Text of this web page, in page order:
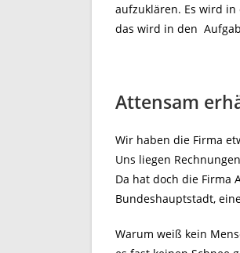
aufzuklären. Es wird
das wird in den
Attensam
Wir haben die Firma
Uns liegen
Da hat doch die Firma
Bundeshauptstadt,
Warum weiß kein